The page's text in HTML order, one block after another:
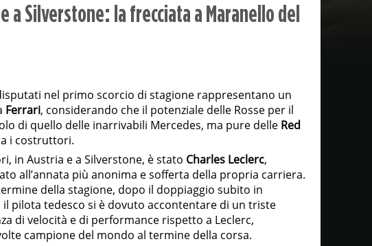
a Silverstone: la frecciata a Maranello del
nel primo scorcio di stagione rappresentano un
Ferrari, considerando che il potenziale delle Rosse per il
di quello delle inarrivabili Mercedes, ma pure delle Red
i costruttori.
in Austria e a Silverstone, è stato Charles Leclerc,
all’annata più anonima e sofferta della propria carriera.
della stagione, dopo il doppiaggio subito in
pilota tedesco si è dovuto accontentare di un triste
di velocità e di performance rispetto a Leclerc,
campione del mondo al termine della corsa.